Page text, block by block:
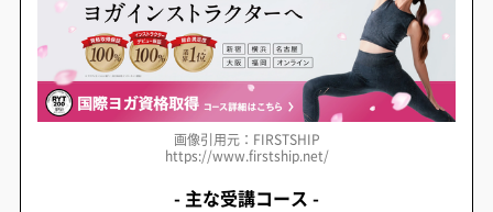
画像引用元：FIRSTSHIP
https://www.firstship.net/
- 主な受講コース -